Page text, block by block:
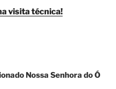
visita técnica!
Nossa Senhora do Ó